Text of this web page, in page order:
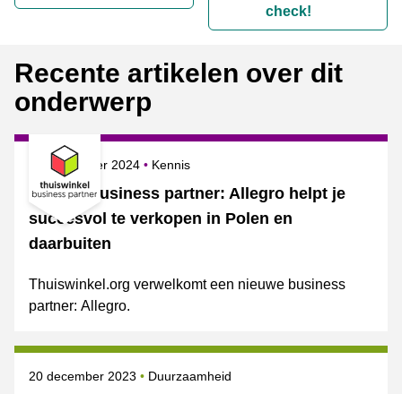
check!
Recente artikelen over dit
onderwerp
Nieuwe business partner: Allegro helpt je
succesvol te verkopen in Polen en
daarbuiten
Gepubliceerd op
18 september 2024 Onderwerpen
Kennis
Thuiswinkel.org verwelkomt een nieuwe business
partner: Allegro.
Gepubliceerd op
20 december 2023 Onderwerpen
Duurzaamheid